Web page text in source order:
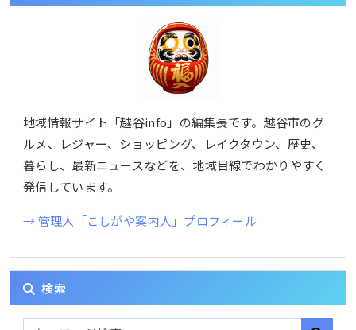
地域情報サイト「越谷info」の編集長です。越谷市のグ
ルメ、レジャー、ショッピング、レイクタウン、歴史、
暮らし、最新ニュースなどを、地域目線でわかりやすく
発信しています。
→ 管理人「こしがや案内人」プロフィール
検索